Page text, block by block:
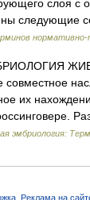
слоя с
следующие
совместное
их
эмбриология:
Реклама на